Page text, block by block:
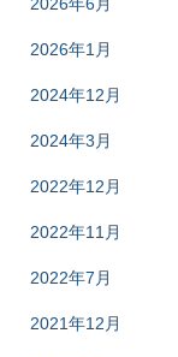
2026年1月
2024年12月
2024年3月
2022年12月
2022年11月
2022年7月
2021年12月